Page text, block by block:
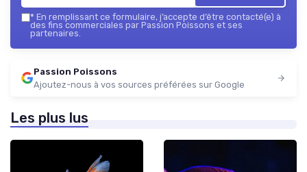
* En remplissant ce formulaire, j’accepte d’être contacté(e) à
des fins commerciales par Passion Poissons et ses
partenaires.
Passion Poissons
Ajoutez-nous à vos sources préférées sur Google
Les plus lus